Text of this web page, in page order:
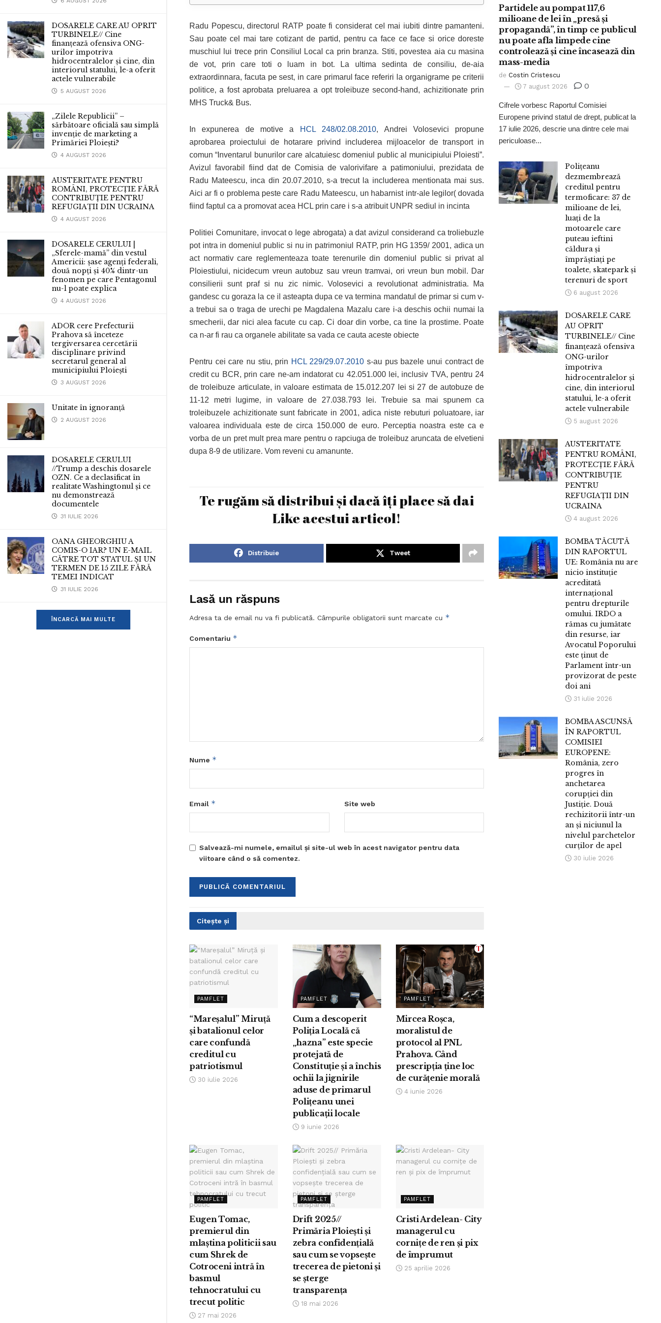
DOSARELE CARE AU OPRIT
TURBINELE// Cine
finanțează ofensiva ONG-
urilor împotriva
hidrocentralelor și cine, din
interiorul statului, le-a oferit
actele vulnerabile
5 AUGUST 2026
„Zilele Republicii” –
sărbătoare oficială sau simplă
invenție de marketing a
Primăriei Ploiești?
4 AUGUST 2026
AUSTERITATE PENTRU
ROMÂNI, PROTECȚIE FĂRĂ
CONTRIBUȚIE PENTRU
REFUGIAȚII DIN UCRAINA
4 AUGUST 2026
DOSARELE CERULUI |
„Sferele-mamă” din vestul
Americii: șase agenți federali,
două nopți și 40% dintr-un
fenomen pe care Pentagonul
nu-l poate explica
4 AUGUST 2026
ADOR cere Prefecturii
Prahova să înceteze
tergiversarea cercetării
disciplinare privind
secretarul general al
municipiului Ploiești
3 AUGUST 2026
Unitate în ignoranță
2 AUGUST 2026
DOSARELE CERULUI
//Trump a deschis dosarele
OZN. Ce a declasificat în
realitate Washingtonul și ce
nu demonstrează
documentele
31 IULIE 2026
OANA GHEORGHIU A
COMIS-O IAR? UN E-MAIL
CĂTRE TOT STATUL ȘI UN
TERMEN DE 15 ZILE FĂRĂ
TEMEI INDICAT
31 IULIE 2026
ÎNCARCĂ MAI MULTE
Radu Popescu, directorul RATP poate fi considerat cel mai iubiti dintre pamanteni.
Sau poate cel mai tare cotizant de partid, pentru ca face ce face si orice doreste
muschiul lui trece prin Consiliul Local ca prin branza. Stiti, povestea aia cu masina
de vot, prin care toti o luam in bot. La ultima sedinta de consiliu, de-aia
extraordinnara, facuta pe sest, in care primarul face referiri la organigrame pe criterii
politice, a fost aprobata preluarea a opt troleibuze second-hand, achizitionate prin
MHS Truck& Bus.
In expunerea de motive a HCL 248/02.08.2010, Andrei Volosevici propune
aprobarea proiectului de hotarare privind includerea mijloacelor de transport in
comun “Inventarul bunurilor care alcatuiesc domeniul public al municipiului Ploiesti”.
Avizul favorabil fiind dat de Comisia de valorivifare a patimoniului, prezidata de
Radu Mateescu, inca din 20.07.2010, s-a trecut la includerea mentionata mai sus.
Aici ar fi o problema peste care Radu Mateescu, un habarnist intr-ale legilor( dovada
fiind faptul ca a promovat acea HCL prin care i s-a atribuit UNPR sediul in incinta
Politiei Comunitare, invocat o lege abrogata) a dat avizul considerand ca troliebuzle
pot intra in domeniul public si nu in patrimoniul RATP, prin HG 1359/ 2001, adica un
act normativ care reglementeaza toate terenurile din domeniul public si privat al
Ploiestiului, nicidecum vreun autobuz sau vreun tramvai, ori vreun bun mobil. Dar
consilierii sunt praf si nu zic nimic. Volosevici a revolutionat administratia. Ma
gandesc cu goraza la ce il asteapta dupa ce va termina mandatul de primar si cum v-
a trebui sa o traga de urechi pe Magdalena Mazalu care i-a deschis ochii numai la
smecherii, dar nici alea facute cu cap. Ci doar din vorbe, ca tine la prostime. Poate
ca n-ar fi rau ca organele abilitate sa vada ce cauta aceste obiecte
Pentru cei care nu stiu, prin HCL 229/29.07.2010 s-au pus bazele unui contract de
credit cu BCR, prin care ne-am indatorat cu 42.051.000 lei, inclusiv TVA, pentru 24
de troleibuze articulate, in valoare estimata de 15.012.207 lei si 27 de autobuze de
11-12 metri lugime, in valoare de 27.038.793 lei. Trebuie sa mai spunem ca
troleibuzele achizitionate sunt fabricate in 2001, adica niste rebuturi poluatoare, iar
valoarea individuala este de circa 150.000 de euro. Perceptia noastra este ca e
vorba de un pret mult prea mare pentru o rapciuga de troleibuz aruncata de elvetieni
dupa 8-9 de utilizare. Vom reveni cu amanunte.
Te rugăm să distribui și dacă îți place să dai
Like acestui articol!
Distribuie Tweet
Lasă un răspuns
Adresa ta de email nu va fi publicată. Câmpurile obligatorii sunt marcate cu *
Comentariu *
Nume *
Email * Site web
Salvează-mi numele, emailul și site-ul web în acest navigator pentru data
viitoare când o să comentez.
Citește și
PAMFLET
“Mareșalul” Miruță
și batalionul celor
care confundă
creditul cu
patriotismul
30 iulie 2026
PAMFLET
Cum a descoperit
Poliția Locală că
„hazna” este specie
protejată de
Constituție și a închis
ochii la jignirile
aduse de primarul
Polițeanu unei
publicații locale
9 iunie 2026
PAMFLET
Mircea Roșca,
moralistul de
protocol al PNL
Prahova. Când
prescripția ține loc
de curățenie morală
4 iunie 2026
PAMFLET
Eugen Tomac,
premierul din
mlaștina politicii sau
cum Shrek de
Cotroceni intră în
basmul
tehnocratului cu
trecut politic
27 mai 2026
PAMFLET
Drift 2025//
Primăria Ploiești și
zebra confidențială
sau cum se vopsește
trecerea de pietoni și
se șterge
transparența
18 mai 2026
PAMFLET
Cristi Ardelean- City
managerul cu
cornițe de ren și pix
de împrumut
25 aprilie 2026
Partidele au pompat 117,6
milioane de lei în „presă și
propagandă”, în timp ce publicul
nu poate afla limpede cine
controlează și cine încasează din
mass-media
de Costin Cristescu
7 august 2026
0
Cifrele vorbesc Raportul Comisiei
Europene privind statul de drept, publicat la
17 iulie 2026, descrie una dintre cele mai
periculoase...
Polițeanu
dezmembrează
creditul pentru
termoficare: 37 de
milioane de lei,
luați de la
motoarele care
puteau ieftini
căldura și
împrăștiați pe
toalete, skatepark și
terenuri de sport
6 august 2026
DOSARELE CARE
AU OPRIT
TURBINELE// Cine
finanțează ofensiva
ONG-urilor
împotriva
hidrocentralelor și
cine, din interiorul
statului, le-a oferit
actele vulnerabile
5 august 2026
AUSTERITATE
PENTRU ROMÂNI,
PROTECȚIE FĂRĂ
CONTRIBUȚIE
PENTRU
REFUGIAȚII DIN
UCRAINA
4 august 2026
BOMBA TĂCUTĂ
DIN RAPORTUL
UE: România nu are
nicio instituție
acreditată
internațional
pentru drepturile
omului. IRDO a
rămas cu jumătate
din resurse, iar
Avocatul Poporului
este ținut de
Parlament într-un
provizorat de peste
doi ani
31 iulie 2026
BOMBA ASCUNSĂ
ÎN RAPORTUL
COMISIEI
EUROPENE:
România, zero
progres în
anchetarea
corupției din
Justiție. Două
rechizitorii într-un
an și niciunul la
nivelul parchetelor
curților de apel
30 iulie 2026